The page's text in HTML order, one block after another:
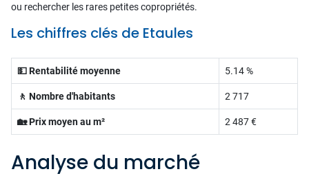
ou rechercher les rares petites copropriétés.
Les chiffres clés de Etaules
💵 Rentabilité moyenne 5.14 %
🚶 Nombre d'habitants 2 717
🏡 Prix moyen au m² 2 487 €
Analyse du marché